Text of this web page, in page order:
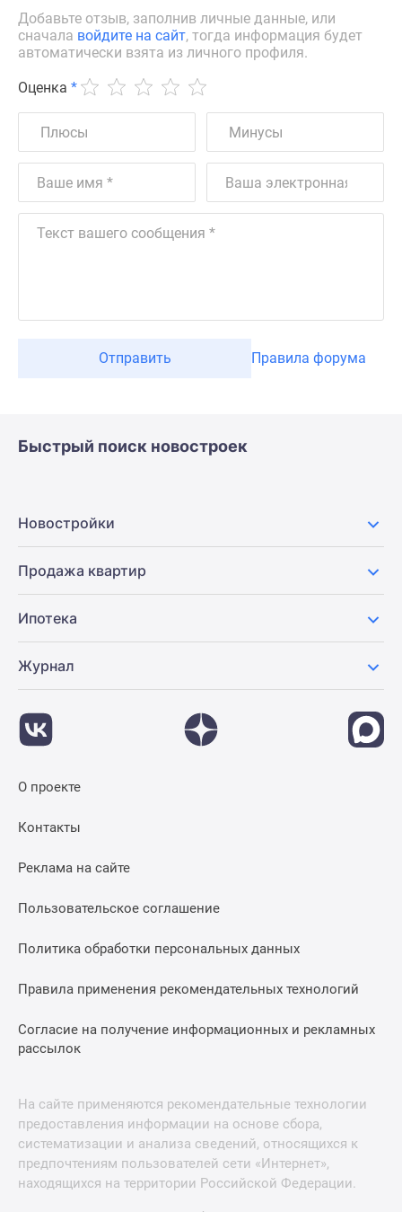
Добавьте отзыв, заполнив личные данные, или
сначала войдите на сайт, тогда информация будет
автоматически взята из личного профиля.
Оценка *
Отправить Правила форума
Быстрый поиск новостроек
Новостройки
Продажа квартир
Ипотека
Журнал
О проекте
Контакты
Реклама на сайте
Пользовательское соглашение
Политика обработки персональных данных
Правила применения рекомендательных технологий
Согласие на получение информационных и рекламных
рассылок
На сайте применяются рекомендательные технологии
предоставления информации на основе сбора,
систематизации и анализа сведений, относящихся к
предпочтениям пользователей сети «Интернет»,
находящихся на территории Российской Федерации.